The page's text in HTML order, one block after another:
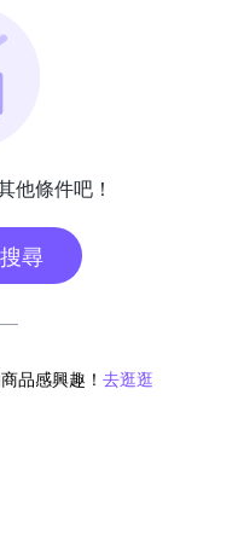
他條件吧！
尋
品感興趣！ 去逛逛